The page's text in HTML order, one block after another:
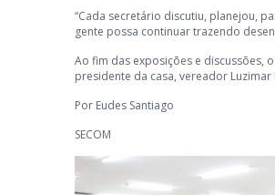
“Cada secretário discutiu, planejou,
gente possa continuar trazendo
Ao fim das exposições e discussões,
presidente da casa, vereador
Por Eudes Santiago
SECOM